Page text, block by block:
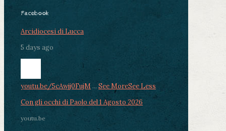
Facebook
Arcidiocesi di Lucca
5 days ago
youtu.be/5cAwjj0FujM ... See MoreSee Less
Con gli occhi di Paolo del 1 Agosto 2026
youtu.be